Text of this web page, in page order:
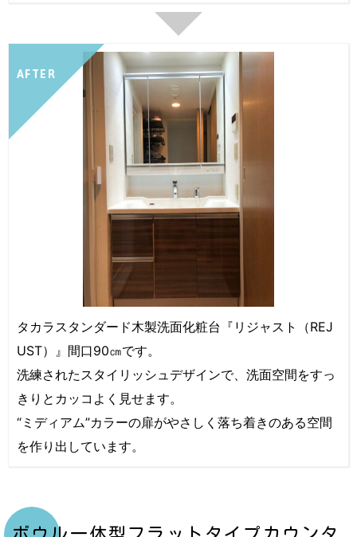
AFTER
タカラスタンダード木製洗面化粧台『リジャスト（REJ
UST）』間口90㎝です。
洗練されたスタイリッシュデザインで、洗面空間をすっ
きりとカッコよく見せます。
“ミディアム”カラーの扉がやさしく落ち着きのある空間
を作り出しています。